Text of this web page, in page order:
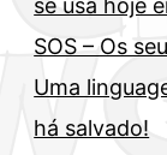
se usa hoje
SOS – Os
Uma
há salvado!